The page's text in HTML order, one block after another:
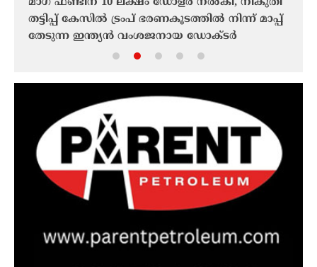
തട്ടിപ്പ് കേസിൽ ട്രംപ് ഭരണകൂടത്തിൽ നിന്ന് മാപ്പ്
തേടുന്ന ഇന്ത്യൻ വംശജനായ ഡോക്ടർ